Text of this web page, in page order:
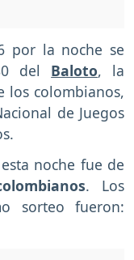
por la noche se
del
Baloto, la
los colombianos,
de Juegos
noche fue de
. Los
sorteo fueron: